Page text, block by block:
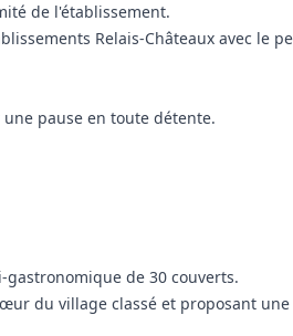
de l'établissement.
Relais-Châteaux avec le
pause en toute détente.
de 30 couverts.
du village classé et proposant